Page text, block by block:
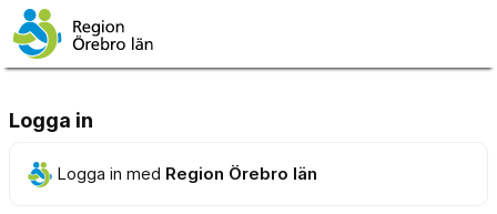
Logga in
Logga in med Region Örebro län